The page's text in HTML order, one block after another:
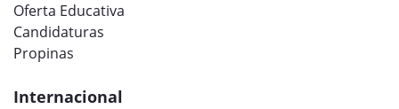
Oferta Educativa
Candidaturas
Propinas
Internacional